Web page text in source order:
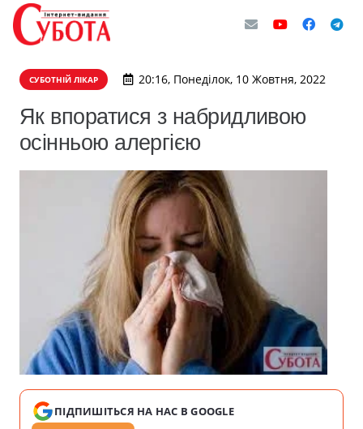
СУБОТНІЙ ЛІКАР 20:16, Понеділок, 10 Жовтня, 2022
Як впоратися з набридливою
осінньою алергією
ПІДПИШІТЬСЯ НА НАС В GOOGLE